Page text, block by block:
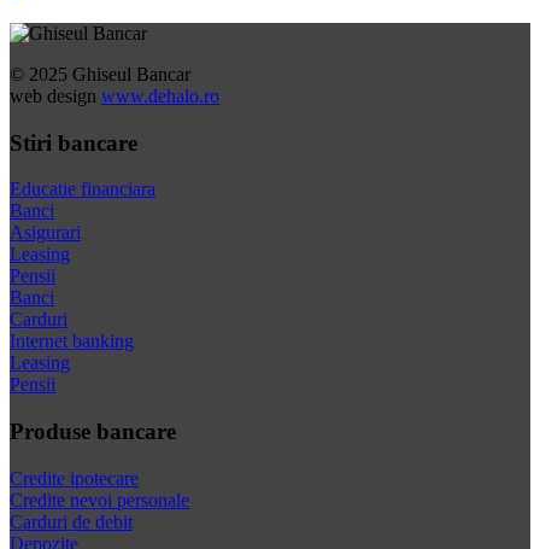
© 2025 Ghiseul Bancar
web design www.dehalo.ro
Stiri bancare
Educatie financiara
Banci
Asigurari
Leasing
Pensii
Banci
Carduri
Internet banking
Leasing
Pensii
Produse bancare
Credite ipotecare
Credite nevoi personale
Carduri de debit
Depozite